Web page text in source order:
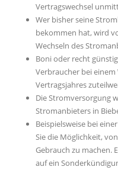
Vertragswechsel
Wer bisher seine
bekommen hat, wird
Wechseln des
Boni oder recht
Verbraucher bei
Vertragsjahres
Die Stromversorgung
Stromanbieters in
Beispielsweise bei
Sie die Möglichkeit,
Gebrauch zu machen.
auf ein